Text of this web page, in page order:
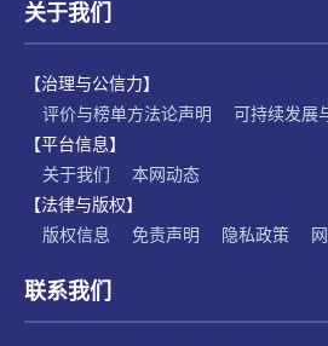
关于我们
【治理与公信力】
评价与榜单方法论声明
可持续发展
【平台信息】
关于我们
本网动态
【法律与版权】
版权信息
免责声明 隐私政策
联系我们